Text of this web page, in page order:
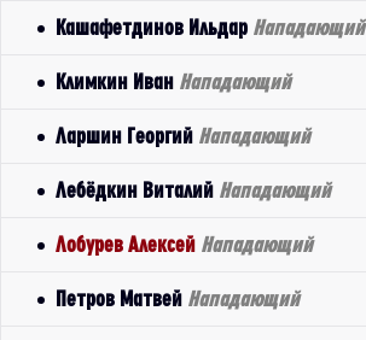
Кашафетдинов Ильдар Нападающий
Климкин Иван Нападающий
Ларшин Георгий Нападающий
Лебёдкин Виталий Нападающий
Лобурев Алексей Нападающий
Петров Матвей Нападающий